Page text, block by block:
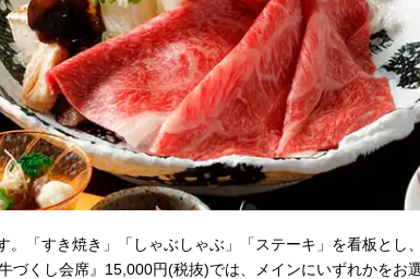
。「すき焼き」「しゃぶしゃぶ」「ステーキ」を看板とし
づくし会席』15,000円(税抜)では、メインにいずれかをお